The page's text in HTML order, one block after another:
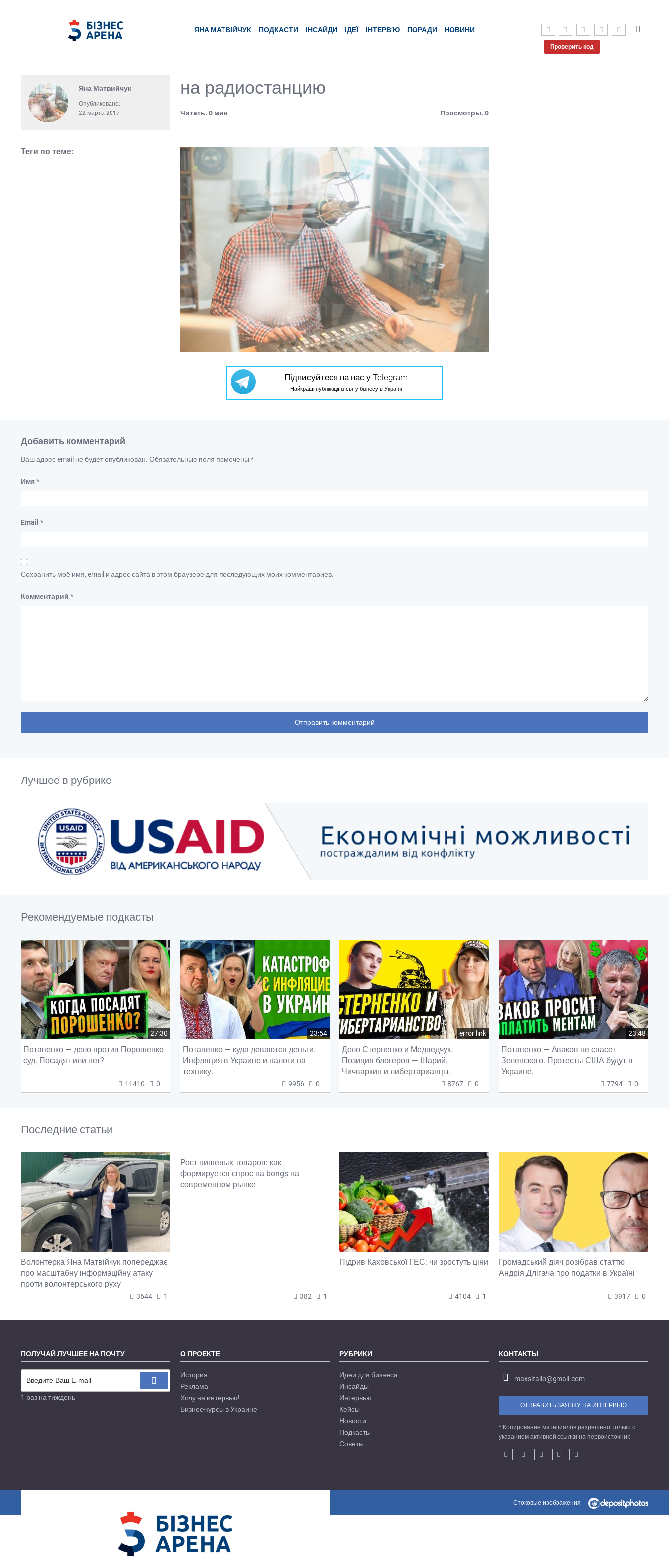
ЯНА МАТВІЙЧУК ПОДКАСТИ ІНСАЙДИ ІДЕЇ ІНТЕРВ’Ю ПОРАДИ НОВИНИ
Проверить код
Яна Матвийчук
Опубликовано:
22 марта 2017
Теги по теме:
на радиостанцию
Читать: 0 мин Просмотры: 0
Підписуйтеся на нас у Telegram
Найкращі публікації із світу бізнесу в Україні
Добавить комментарий
Ваш адрес email не будет опубликован. Обязательные поля помечены *
Имя*
Email *
Сохранить моё имя, email и адрес сайта в этом браузере для последующих моих комментариев.
Комментарий *
Лучшее в рубрике
Рекомендуемые подкасты
27:30
Потапенко — дело против Порошенко
суд. Посадят или нет?
11410 0
23:54
Потапенко — куда деваются деньги.
Инфляция в Украине и налоги на
технику.
9956 0
error link
Дело Стерненко и Медведчук.
Позиция блогеров — Шарий,
Чичваркин и либертарианцы.
8767 0
23:48
Потапенко — Аваков не спасет
Зеленского. Протесты США будут в
Украине.
7794 0
Последние статьи
Волонтерка Яна Матвійчук попереджає
про масштабну інформаційну атаку
проти волонтерського руху
3644 1
Рост нишевых товаров: как
формируется спрос на bongs на
современном рынке
382 1
Підрив Каховської ГЕС: чи зростуть ціни
4104 1
Громадський діяч розібрав статтю
Андрія Длігача про податки в Україні
3917 0
ПОЛУЧАЙ ЛУЧШЕЕ НА ПОЧТУ
1 раз на тиждень
О ПРОЕКТЕ
История
Реклама
Хочу на интервью!
Бизнес-курсы в Украине
РУБРИКИ
Идеи для бизнеса
Инсайды
Интервью
Кейсы
Новости
Подкасты
Советы
КОНТАКТЫ
maxsitailo@gmail.com
ОТПРАВИТЬ ЗАЯВКУ НА ИНТЕРВЬЮ
* Копирование материалов разрешено только с
указанием активной ссылки на первоисточник
Стоковые изображения